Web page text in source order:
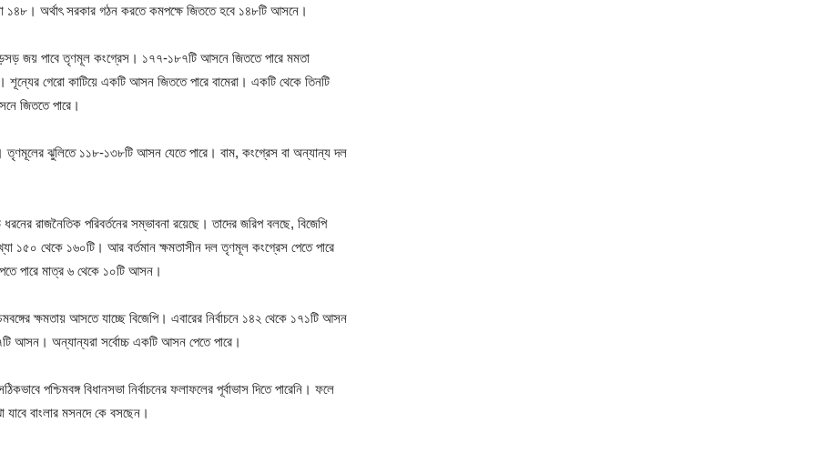
১৪৮। অর্থাৎ সরকার গঠন করতে কমপক্ষে জিততে হবে ১৪৮টি আসনে।
জয় পাবে তৃণমূল কংগ্রেস। ১৭৭-১৮৭টি আসনে জিততে পারে মমতা
শূন্যের গেরো কাটিয়ে একটি আসন জিততে পারে বামেরা। একটি থেকে তিনটি
জিততে পারে।
তৃণমূলের ঝুলিতে ১১৮-১৩৮টি আসন যেতে পারে। বাম, কংগ্রেস বা অন্যান্য দল
ধরনের রাজনৈতিক পরিবর্তনের সম্ভাবনা রয়েছে। তাদের জরিপ বলছে, বিজেপি
১৫০ থেকে ১৬০টি। আর বর্তমান ক্ষমতাসীন দল তৃণমূল কংগ্রেস পেতে পারে
পারে মাত্র ৬ থেকে ১০টি আসন।
ক্ষমতায় আসতে যাচ্ছে বিজেপি। এবারের নির্বাচনে ১৪২ থেকে ১৭১টি আসন
আসন। অন্যান্যরা সর্বোচ্চ একটি আসন পেতে পারে।
পশ্চিমবঙ্গ বিধানসভা নির্বাচনের ফলাফলের পূর্বাভাস দিতে পারেনি। ফলে
বাংলার মসনদে কে বসছেন।